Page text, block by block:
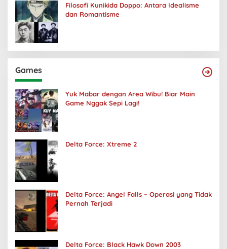
Filosofi Kunikida Doppo: Antara Idealisme
dan Romantisme
Games
Yuk Mabar dengan Area Wibu! Biar Main
Game Nggak Sepi Lagi!
Delta Force: Xtreme 2
Delta Force: Angel Falls – Operasi yang Tidak
Pernah Terjadi
Delta Force: Black Hawk Down 2003